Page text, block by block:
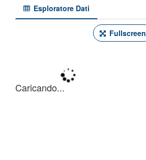
Esploratore Dati
Fullscreen